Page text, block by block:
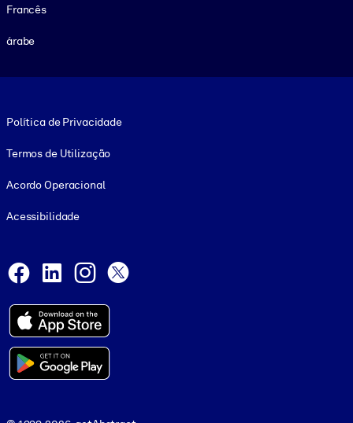
Francês
árabe
Política de Privacidade
Termos de Utilização
Acordo Operacional
Acessibilidade
Facebook
LinkedInInstagram